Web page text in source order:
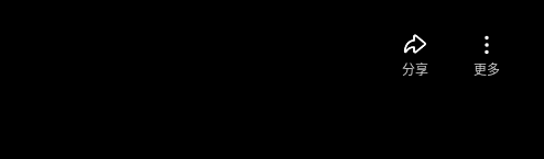
分享 更多